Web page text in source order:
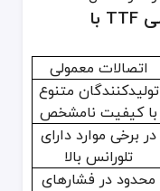
جدول مقایسه‌ای اتصالات جوشی TTF با
اتصالات معمولی
تولیدکنندگان متنوع
با کیفیت نامشخص
در برخی موارد دارای
تلورانس بالا
محدود در فشارهای